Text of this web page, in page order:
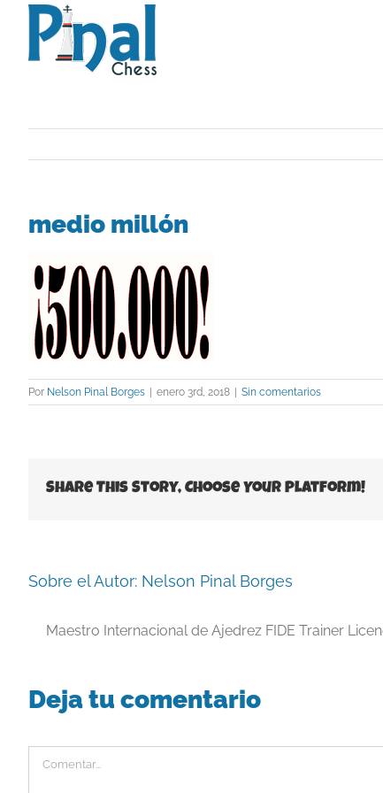
Saltar
contenido
medio millón
Por Nelson Pinal Borges | enero 3rd, 2018 | Sin comentarios
Share This Story, Choose Your Platform!
Sobre el Autor: Nelson Pinal Borges
Maestro Internacional de Ajedrez FIDE Trainer
Deja tu comentario